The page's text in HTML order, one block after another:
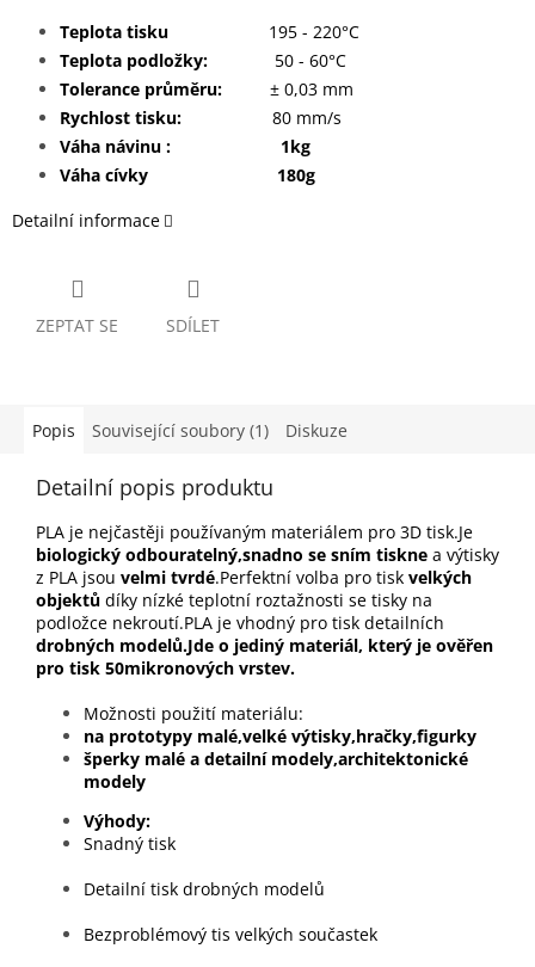
Teplota tisku 195 - 220°C
Teplota podložky:
50 - 60°C
Tolerance průměru:
± 0,03 mm
Rychlost tisku:
80 mm/s
Váha návinu : 1kg
Váha cívky 180g
Detailní informace
ZEPTAT SE SDÍLET
Popis Související soubory (1) Diskuze
Detailní popis produktu
PLA je nejčastěji používaným materiálem pro 3D tisk.Je
biologický odbouratelný,snadno se sním tiskne a výtisky
z PLA jsou velmi tvrdé.Perfektní volba pro tisk velkých
objektů díky nízké teplotní roztažnosti se tisky na
podložce nekroutí.PLA je vhodný pro tisk detailních
drobných modelů.Jde o jediný materiál, který je ověřen
pro tisk 50mikronových vrstev.
Možnosti použití materiálu:
na prototypy malé,velké výtisky,hračky,figurky
šperky malé a detailní modely,architektonické
modely
Snadný tisk
Detailní tisk drobných modelů
Bezproblémový tis velkých součastek